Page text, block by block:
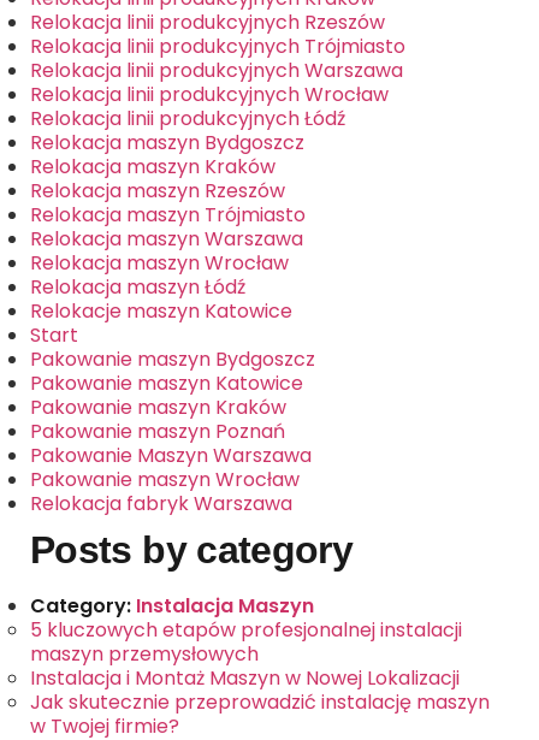
Relokacja linii produkcyjnych Rzeszów
Relokacja linii produkcyjnych Trójmiasto
Relokacja linii produkcyjnych Warszawa
Relokacja linii produkcyjnych Wrocław
Relokacja linii produkcyjnych Łódź
Relokacja maszyn Bydgoszcz
Relokacja maszyn Kraków
Relokacja maszyn Rzeszów
Relokacja maszyn Trójmiasto
Relokacja maszyn Warszawa
Relokacja maszyn Wrocław
Relokacja maszyn Łódź
Relokacje maszyn Katowice
Start
Pakowanie maszyn Bydgoszcz
Pakowanie maszyn Katowice
Pakowanie maszyn Kraków
Pakowanie maszyn Poznań
Pakowanie Maszyn Warszawa
Pakowanie maszyn Wrocław
Relokacja fabryk Warszawa
Posts by category
Category: Instalacja Maszyn
5 kluczowych etapów profesjonalnej instalacji
maszyn przemysłowych
Instalacja i Montaż Maszyn w Nowej Lokalizacji
Jak skutecznie przeprowadzić instalację maszyn
w Twojej firmie?